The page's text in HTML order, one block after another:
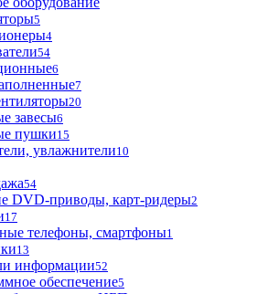
5
4
54
6
7
20
завесы6
пушки15
увлажнители10
54
DVD-приводы, карт-ридеры2
17
телефоны, смартфоны1
13
информации52
обеспечение5